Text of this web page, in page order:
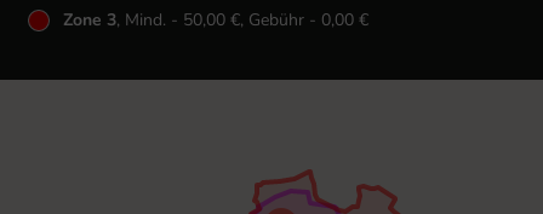
Zone 3, Mind. - 50,00 €, Gebühr - 0,00 €